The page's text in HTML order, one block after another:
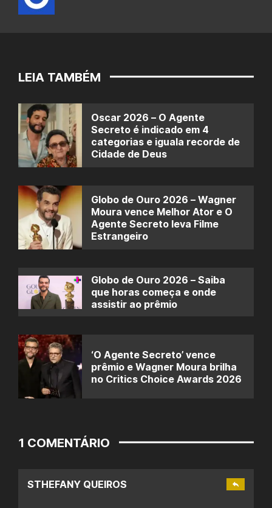
LEIA TAMBÉM
Oscar 2026 – O Agente
Secreto é indicado em 4
categorias e iguala recorde de
Cidade de Deus
Globo de Ouro 2026 – Wagner
Moura vence Melhor Ator e O
Agente Secreto leva Filme
Estrangeiro
Globo de Ouro 2026 – Saiba
que horas começa e onde
assistir ao prêmio
‘O Agente Secreto’ vence
prêmio e Wagner Moura brilha
no Critics Choice Awards 2026
1 COMENTÁRIO
STHEFANY QUEIROS